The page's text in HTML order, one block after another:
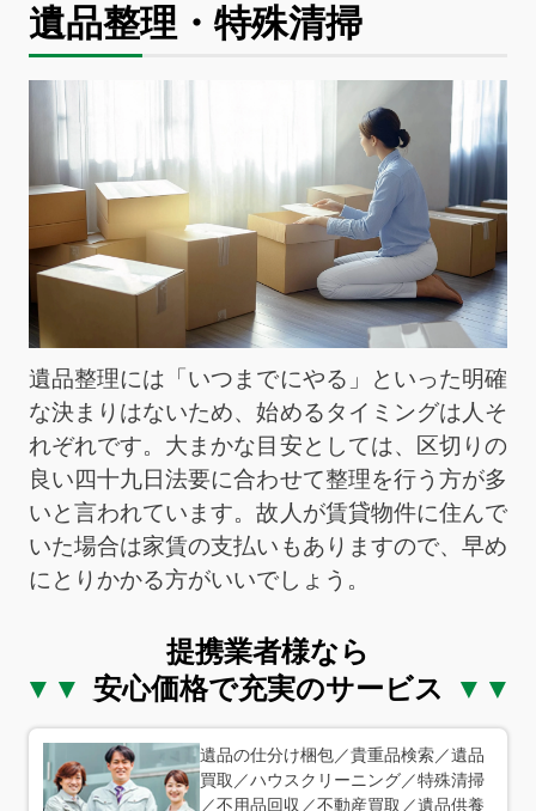
遺品整理・特殊清掃
遺品整理には「いつまでにやる」といった明確
な決まりはないため、始めるタイミングは人そ
れぞれです。大まかな目安としては、区切りの
良い四十九日法要に合わせて整理を行う方が多
いと言われています。故人が賃貸物件に住んで
いた場合は家賃の支払いもありますので、早め
にとりかかる方がいいでしょう。
提携業者様なら
安心価格で充実のサービス
遺品の仕分け梱包／貴重品検索／遺品
買取／ハウスクリーニング／特殊清掃
／不用品回収／不動産買取／遺品供養